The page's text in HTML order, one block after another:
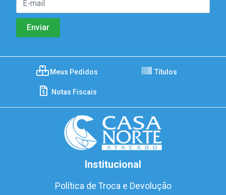
Meus Pedidos Títulos
Notas Fiscais
Institucional
Política de Troca e Devolução